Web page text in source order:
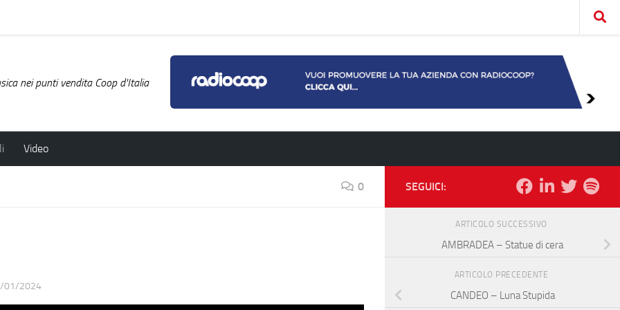
nei punti vendita Coop d'Italia
Video
0
01/2024
SEGUICI:
ARTICOLO SUCCESSIVO
AMBRADEA – Statue di cera
ARTICOLO PRECEDENTE
CANDEO – Luna Stupida